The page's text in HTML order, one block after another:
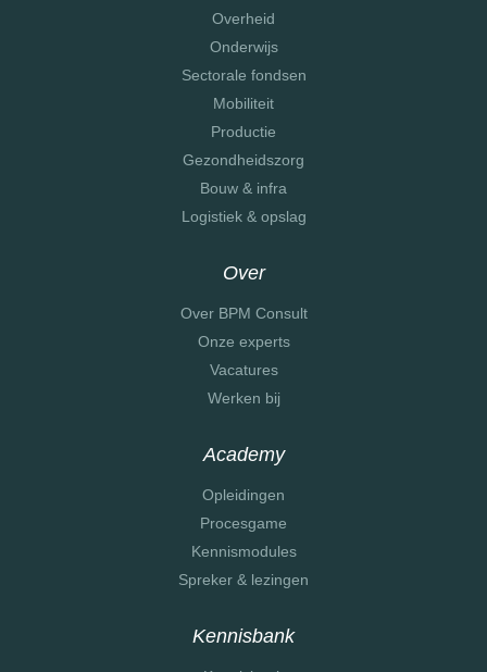
Overheid
Onderwijs
Sectorale fondsen
Mobiliteit
Productie
Gezondheidszorg
Bouw & infra
Logistiek & opslag
Over
Over BPM Consult
Onze experts
Vacatures
Werken bij
Academy
Opleidingen
Procesgame
Kennismodules
Spreker & lezingen
Kennisbank